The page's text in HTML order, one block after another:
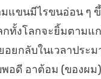
แขนมีไรขนอ่อน ๆ
ทั้งโลกจะยิ้มตามแ
ยกลับในเวลาประ
อดี อาต้อม (ของผม